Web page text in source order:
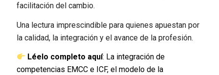
facilitación del cambio.
Una lectura imprescindible para quienes apuestan por
la calidad, la integración y el avance de la profesión.
Léelo completo aquí: La integración de
competencias EMCC e ICF, el modelo de la